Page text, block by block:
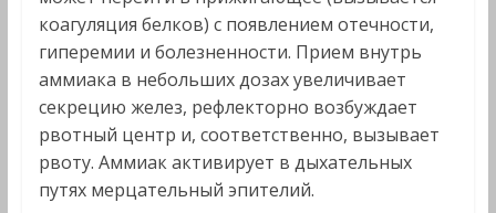
коагуляция белков) с появлением отечности,
гиперемии и болезненности. Прием внутрь
аммиака в небольших дозах увеличивает
секрецию желез, рефлекторно возбуждает
рвотный центр и, соответственно, вызывает
рвоту. Аммиак активирует в дыхательных
путях мерцательный эпителий.